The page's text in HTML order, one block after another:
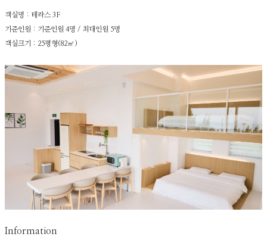
객실명 : 테라스 3F
기준인원 : 기준인원 4명 / 최대인원 5명
객실크기 : 25평형(82㎡)
Information